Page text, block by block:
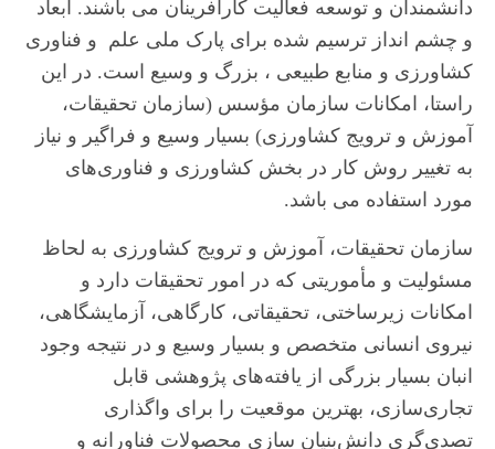
دانشمندان و توسعه فعالیت کارآفرینان می باشند. ابعاد
و چشم انداز ترسیم شده برای پارک ملی علم و فناوری
کشاورزی و منابع طبیعی ، بزرگ و وسیع است. در این
راستا، امکانات سازمان مؤسس (سازمان تحقیقات،
آموزش و ترویج کشاورزی) بسیار وسیع و فراگیر و نیاز
به تغییر روش کار در بخش کشاورزی و فناوری‌های
مورد استفاده می باشد.
سازمان تحقیقات، آموزش و ترویج کشاورزی به لحاظ
مسئولیت و مأموریتی که در امور تحقیقات دارد و
امکانات زیرساختی، تحقیقاتی، کارگاهی، آزمایشگاهی،
نیروی انسانی متخصص و بسیار وسیع و در نتیجه وجود
انبان بسیار بزرگی از یافته‌های پژوهشی قابل
تجاری‌سازی، بهترین موقعیت را برای واگذاری
تصدی‌گری دانش‌بنیان سازی محصولات فناورانه و